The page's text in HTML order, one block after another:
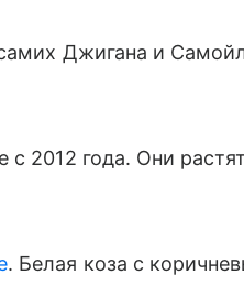
Джигана и
2012 года. Они
. Белая коза с